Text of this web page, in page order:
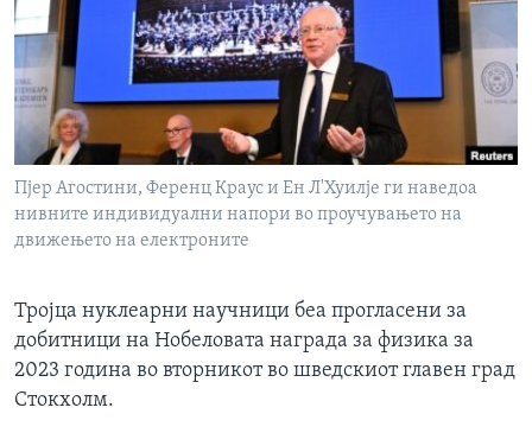
ИНТЕРВЈУА
Јазици
Пјер Агостини, Ференц Краус и Ен Л'Хуилје ги наведоа
нивните индивидуални напори во проучувањето на
движењето на електроните
Тројца нуклеарни научници беа прогласени за
добитници на Нобеловата награда за физика за
2023 година во вторникот во шведскиот главен град
Стокхолм.